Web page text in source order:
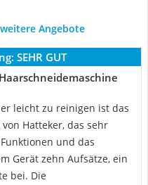
Angebote
SEHR GUT
leicht zu reinigen ist das
Hatteker, das sehr
und das
Gerät zehn Aufsätze, ein
bei. Die